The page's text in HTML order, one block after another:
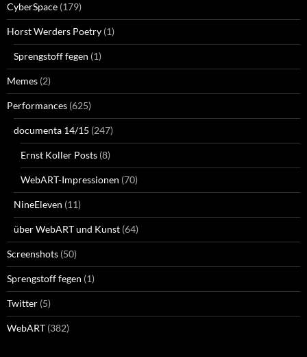
CyberSpace (179)
Horst Werders Poetry (1)
Sprengstoff fegen (1)
Memes (2)
Performances (625)
documenta 14/15 (247)
Ernst Koller Posts (8)
WebART-Impressionen (70)
NineEleven (11)
über WebART und Kunst (64)
Screenshots (50)
Sprengstoff fegen (1)
Twitter (5)
WebART (382)